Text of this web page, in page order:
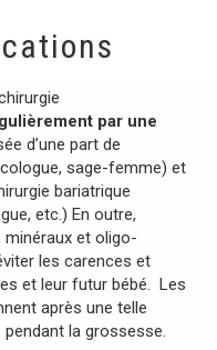
par une
d’une part de
sage-femme) et
bariatrique
etc.) En outre,
et oligo-
les carences et
et leur futur bébé. Les
après une telle
la grossesse.